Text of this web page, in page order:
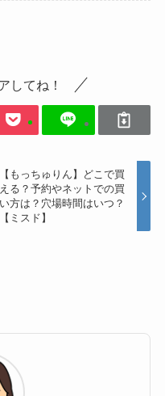
してね！
【もっちゅりん】どこで買
える？予約やネットでの買
い方は？穴場時間はいつ？
【ミスド】